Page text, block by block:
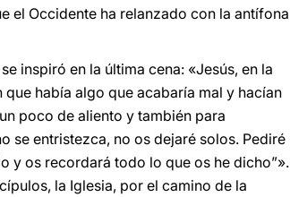
el Occidente ha relanzado con la antífona
inspiró en la última cena: «Jesús, en la
había algo que acabaría mal y hacían
poco de aliento y también para
se entristezca, no os dejaré solos. Pediré
y os recordará todo lo que os he dicho”».
la Iglesia, por el camino de la